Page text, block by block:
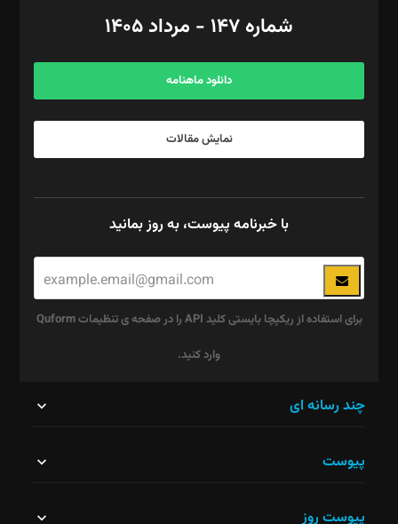
آگهی و مشترکین: ۰۹۱۹۹۹۹۰۴۵۴
شماره ۱۴۷ - مرداد ۱۴۰۵
دانلود ماهنامه
نمایش مقالات
با خبرنامه پیوست، به روز بمانید
برای استفاده از ریکپچا بایستی کلید API را در صفحه ی تنظیمات Quform
وارد کنید.
نباید
چند رسانه ای
پیوست
پیوست روز